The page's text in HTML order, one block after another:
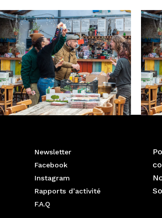
Newsletter
Facebook
Instagram
Rapports d’activité
F.A.Q